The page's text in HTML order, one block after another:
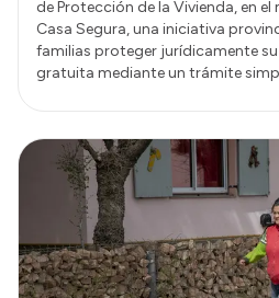
de Protección de la Vivienda, en
Casa Segura, una iniciativa
familias proteger jurídicamente su
gratuita mediante un trámite